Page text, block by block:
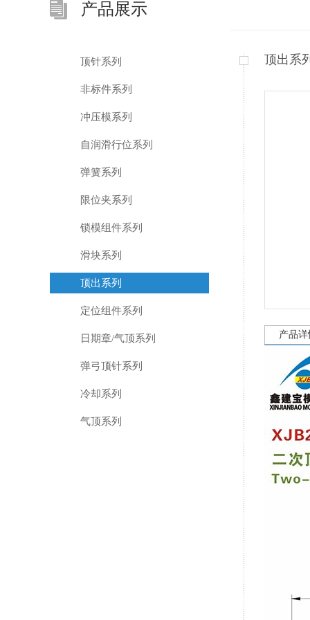
产品展示
顶针系列
非标件系列
冲压模系列
自润滑行位系列
弹簧系列
限位夹系列
锁模组件系列
滑块系列
顶出系列
定位组件系列
日期章/气顶系列
弹弓顶针系列
冷却系列
气顶系列
顶出系
产品详